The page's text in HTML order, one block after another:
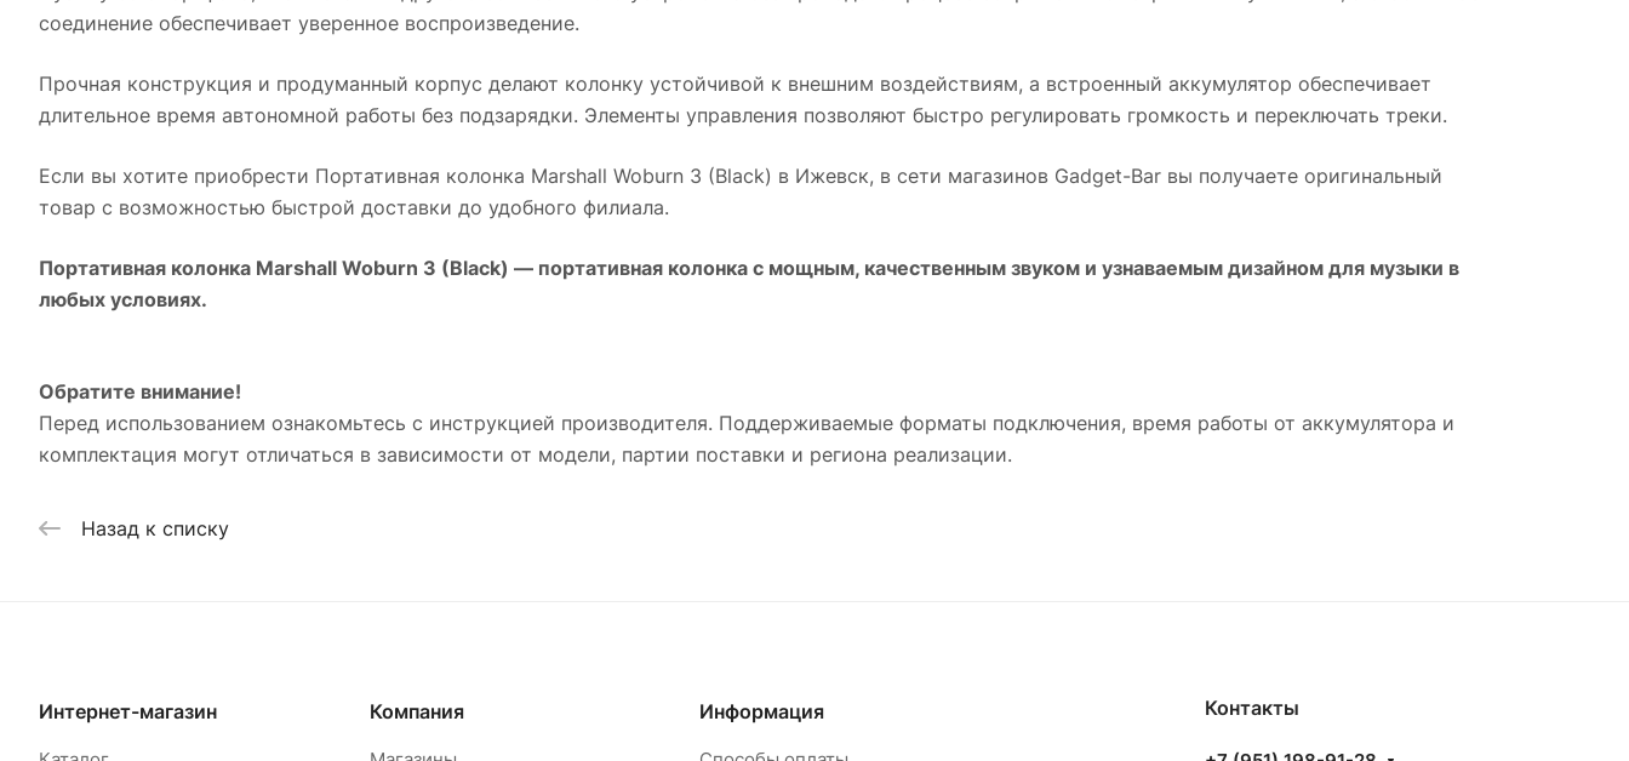
соединение обеспечивает уверенное воспроизведение.
Прочная конструкция и продуманный корпус делают колонку устойчивой к внешним воздействиям, а встроенный аккумулятор обеспечивает
длительное время автономной работы без подзарядки. Элементы управления позволяют быстро регулировать громкость и переключать треки.
Если вы хотите приобрести Портативная колонка Marshall Woburn 3 (Black) в Ижевск, в сети магазинов Gadget-Bar вы получаете оригинальный
товар с возможностью быстрой доставки до удобного филиала.
Портативная колонка Marshall Woburn 3 (Black) — портативная колонка с мощным, качественным звуком и узнаваемым дизайном для музыки в
любых условиях.
Обратите внимание!
Перед использованием ознакомьтесь с инструкцией производителя. Поддерживаемые форматы подключения, время работы от аккумулятора и
комплектация могут отличаться в зависимости от модели, партии поставки и региона реализации.
Назад к списку
Интернет-магазин Компания Информация Контакты